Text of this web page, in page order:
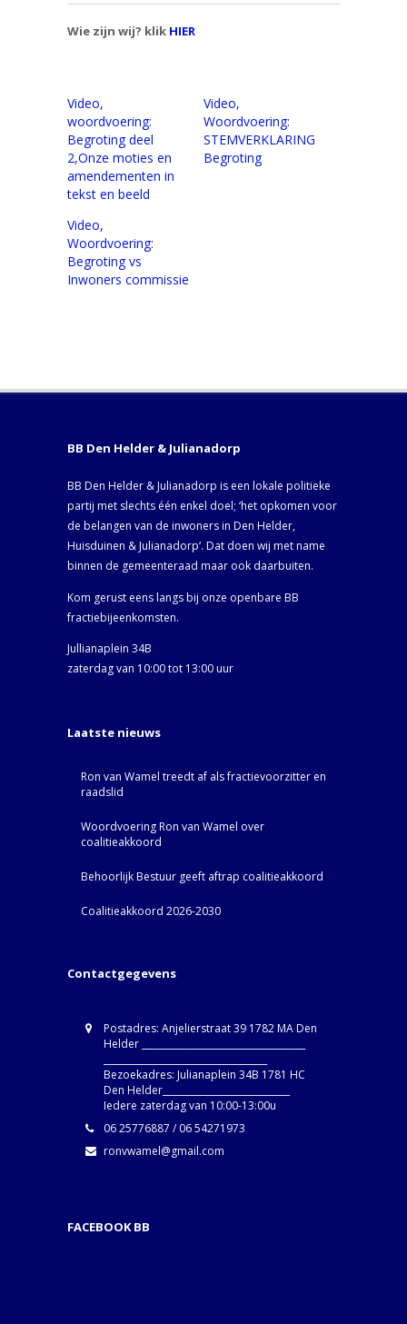
Wie zijn wij? klik HIER
Video,
woordvoering:
Begroting deel
2,Onze moties en
amendementen in
tekst en beeld
Video,
Woordvoering:
STEMVERKLARING
Begroting
Video,
Woordvoering:
Begroting vs
Inwoners commissie
BB Den Helder & Julianadorp
BB Den Helder & Julianadorp is een lokale politieke
partij met slechts één enkel doel; ‘het opkomen voor
de belangen van de inwoners in Den Helder,
Huisduinen & Julianadorp‘. Dat doen wij met name
binnen de gemeenteraad maar ook daarbuiten.
Kom gerust eens langs bij onze openbare BB
fractiebijeenkomsten.
Jullianaplein 34B
zaterdag van 10:00 tot 13:00 uur
Laatste nieuws
Ron van Wamel treedt af als fractievoorzitter en
raadslid
Woordvoering Ron van Wamel over
coalitieakkoord
Behoorlijk Bestuur geeft aftrap coalitieakkoord
Coalitieakkoord 2026-2030
Contactgegevens
Postadres: Anjelierstraat 39 1782 MA Den
Helder ____________________________________
Bezoekadres: Julianaplein 34B 1781 HC
Den Helder____________________________
Iedere zaterdag van 10:00-13:00u
06 25776887 / 06 54271973
ronvwamel@gmail.com
FACEBOOK BB